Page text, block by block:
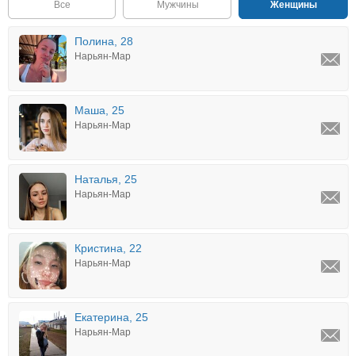
Все Мужчины Женщины
Полина, 28
Нарьян-Мар
Маша, 25
Нарьян-Мар
Наталья, 25
Нарьян-Мар
Кристина, 22
Нарьян-Мар
Екатерина, 25
Нарьян-Мар